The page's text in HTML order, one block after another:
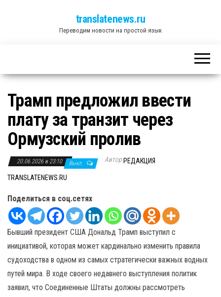
translatenews.ru
Переводим новости на простой язык
Трамп предложил ввести
плату за транзит через
Ормузский пролив
20.06.2026 в 23:10 Выкл. Автор РЕДАКЦИЯ
TRANSLATENEWS.RU
Поделиться в соц.сетях
Бывший президент США Дональд Трамп выступил с
инициативой, которая может кардинально изменить правила
судоходства в одном из самых стратегически важных водных
путей мира. В ходе своего недавнего выступления политик
заявил, что Соединенные Штаты должны рассмотреть